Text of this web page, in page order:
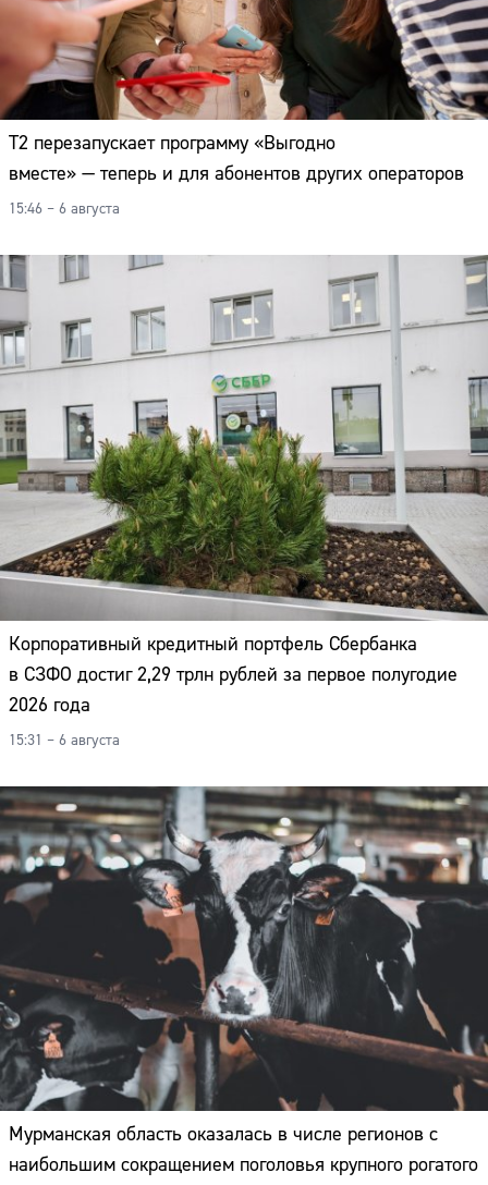
Т2 перезапускает программу «Выгодно
вместе» — теперь и для абонентов других операторов
15:46 – 6 августа
Корпоративный кредитный портфель Сбербанка
в СЗФО достиг 2,29 трлн рублей за первое полугодие
2026 года
15:31 – 6 августа
Мурманская область оказалась в числе регионов с
наибольшим сокращением поголовья крупного рогатого